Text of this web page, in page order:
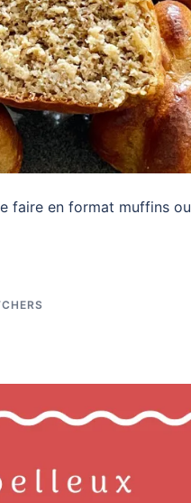
faire en format muffins ou